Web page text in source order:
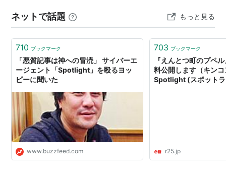
ネットで話題 もっと見る
710 ブックマーク
「悪質記事は神への冒涜」 サイバーエ
ージェント「Spotlight」を殴るヨッ
ピーに聞いた
www.buzzfeed.com
703 ブックマーク
『えんとつ町のプペ
料公開します（キン
Spotlight (スポット
r25.jp